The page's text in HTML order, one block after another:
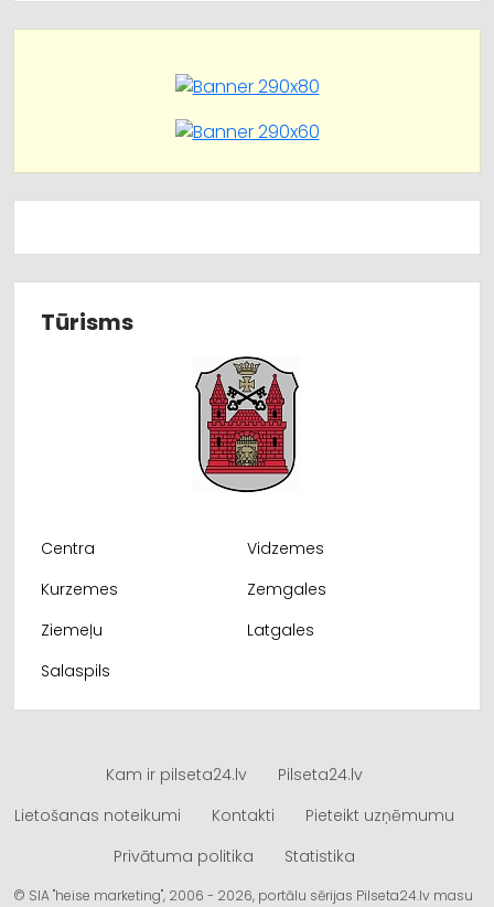
Tūrisms
Centra
Vidzemes
Kurzemes
Zemgales
Ziemeļu
Latgales
Salaspils
Kam ir pilseta24.lv
Pilseta24.lv
Lietošanas noteikumi
Kontakti
Pieteikt uzņēmumu
Privātuma politika
Statistika
© SIA "heise marketing", 2006 - 2026, portālu sērijas Pilseta24.lv masu